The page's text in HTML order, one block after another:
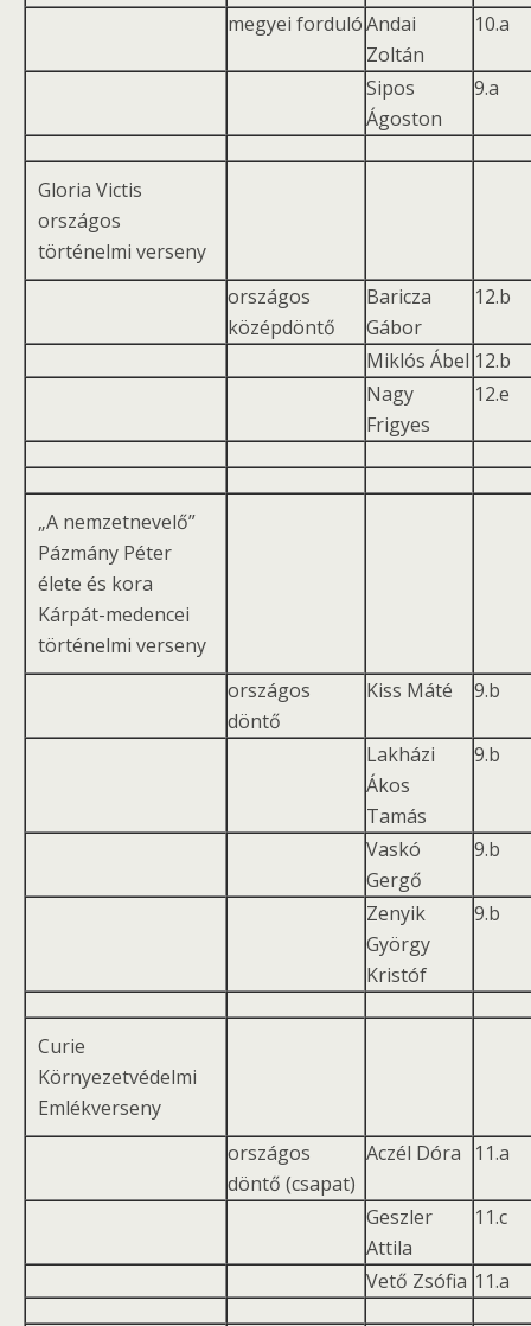
megyei fordulóAndai
Zoltán
10.a
Sipos
Ágoston
9.a
Gloria Victis
országos
történelmi verseny
országos
középdöntő
Baricza
Gábor
12.b
Miklós Ábel 12.b
Nagy
Frigyes
12.e
„A nemzetnevelő”
Pázmány Péter
élete és kora
Kárpát-medencei
történelmi verseny
országos
döntő
Kiss Máté 9.b
Lakházi
Ákos
Tamás
9.b
Vaskó
Gergő
9.b
Zenyik
György
Kristóf
9.b
Curie
Környezetvédelmi
Emlékverseny
országos
döntő (csapat)
Aczél Dóra 11.a
Geszler
Attila
11.c
Vető Zsófia 11.a